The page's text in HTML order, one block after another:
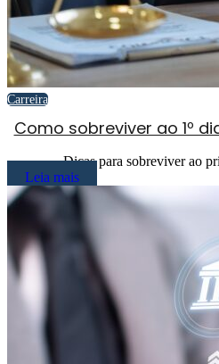
Carreira
Como sobreviver ao 1º
Dicas para sobreviver ao
Leia mais